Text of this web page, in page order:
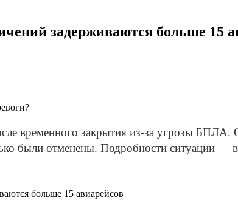
задерживаются больше 15
временного закрытия из-за угрозы
были отменены. Подробности ситуации —